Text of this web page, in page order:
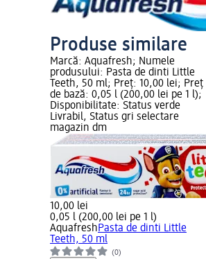
Produse similare
Marcă: Aquafresh; Numele
produsului: Pasta de dinti Little
Teeth, 50 ml; Preț: 10,00 lei; Preț
de bază: 0,05 l (200,00 lei pe 1 l);
Disponibilitate: Status verde
Livrabil, Status gri selectare
magazin dm
10,00 lei
0,05 l (200,00 lei pe 1 l)
AquafreshPasta de dinti Little
Teeth, 50 ml
(0)